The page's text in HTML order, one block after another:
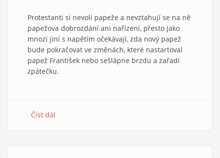
Protestanti si nevolí papeže a nevztahují se na ně
papežova dobrozdání ani nařízení, přesto jako
mnozí jiní s napětím očekávají, zda nový papež
bude pokračovat ve změnách, které nastartoval
papež František nebo sešlápne brzdu a zařadí
zpátečku.
Číst dál